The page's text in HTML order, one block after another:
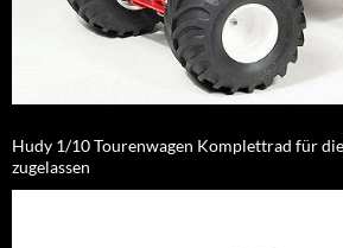
Hudy 1/10 Tourenwagen Komplettrad für
zugelassen